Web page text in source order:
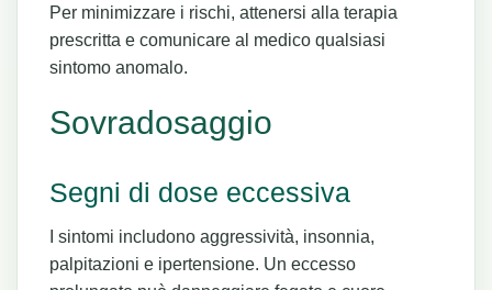
Per minimizzare i rischi, attenersi alla terapia
prescritta e comunicare al medico qualsiasi
sintomo anomalo.
Sovradosaggio
Segni di dose eccessiva
I sintomi includono aggressività, insonnia,
palpitazioni e ipertensione. Un eccesso